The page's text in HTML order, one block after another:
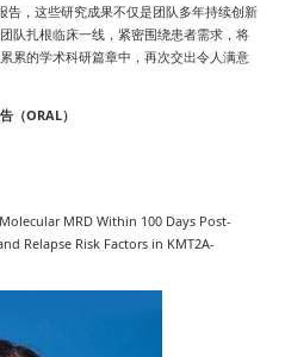
告，这些研究成果不仅是团队多年持续创新
队扎根临床一线，紧密围绕患者需求，将
累的学术科研篇章中，再次交出令人满意
（ORAL）
MRD Within 100 Days Post-
Relapse Risk Factors in KMT2A-